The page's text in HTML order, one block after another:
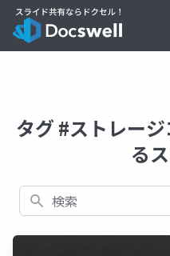
タグ #ストレー
る
検索